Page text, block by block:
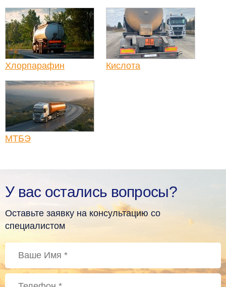
Хлорпарафин Кислота
МТБЭ
У вас остались вопросы?
Оставьте заявку на консультацию со
специалистом